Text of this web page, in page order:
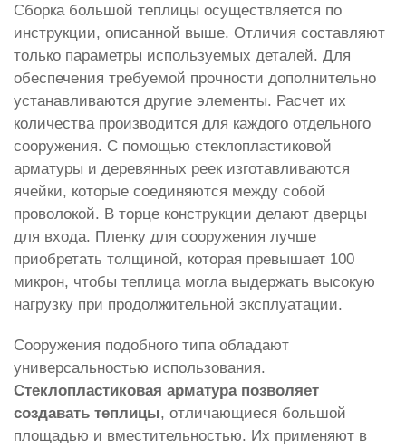
Сборка большой теплицы осуществляется по
инструкции, описанной выше. Отличия составляют
только параметры используемых деталей. Для
обеспечения требуемой прочности дополнительно
устанавливаются другие элементы. Расчет их
количества производится для каждого отдельного
сооружения. С помощью стеклопластиковой
арматуры и деревянных реек изготавливаются
ячейки, которые соединяются между собой
проволокой. В торце конструкции делают дверцы
для входа. Пленку для сооружения лучше
приобретать толщиной, которая превышает 100
микрон, чтобы теплица могла выдержать высокую
нагрузку при продолжительной эксплуатации.
Сооружения подобного типа обладают
универсальностью использования.
Стеклопластиковая арматура позволяет
создавать теплицы, отличающиеся большой
площадью и вместительностью. Их применяют в